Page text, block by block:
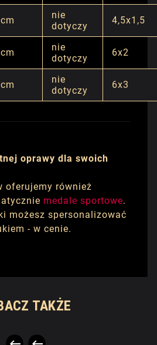
nie
dotyczy
4,5x1,5
nie
dotyczy
6x2
nie
dotyczy
6x3
oprawy dla swoich
oferujemy również
medale sportowe.
możesz spersonalizować
- w cenie.
TAKŻE